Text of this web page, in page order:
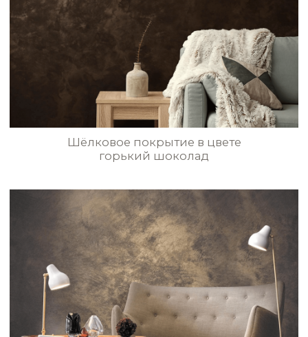
STE0161 STE0162
STE0164
STE0166
STE0168
STE0170
Эффект парчи с золотистым
отблеском в гостиной